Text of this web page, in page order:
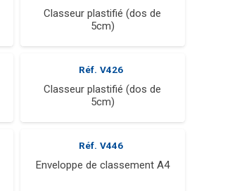
Classeur plastifié (dos de
5cm)
Réf. V426
Classeur plastifié (dos de
5cm)
Réf. V446
Enveloppe de classement A4